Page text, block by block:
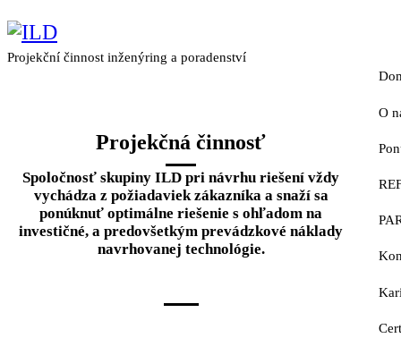
Projekční činnost inženýring a poradenství
O
Projekčná činnosť
Spoločnosť skupiny ILD pri návrhu riešení vždy
vychádza z požiadaviek zákazníka a snaží sa
ponúknuť optimálne riešenie s ohľadom na
investičné, a predovšetkým prevádzkové náklady
navrhovanej technológie.